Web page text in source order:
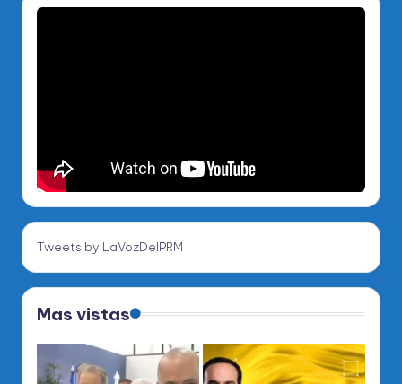
Tweets by LaVozDelPRM
Mas vistas